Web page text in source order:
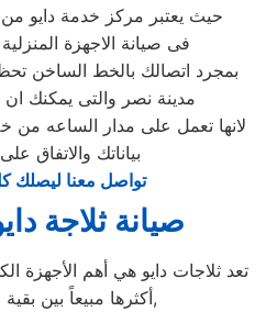
حيث يعتبر مركز خدمة دايو
فى صيانة الاجهزة
بمجرد اتصالك بالخط الساخن
مدينة نصر والتى يمكنك
لانها تعمل على مدار الساعه من
بياناتك والاتفاق
تواصل معنا ليصلك
صيانة ثلاجة
تعد ثلاجات دايو هي أهم الأجهزة
أكثرها مبيعاً بين بقية المنتجات الأخرى,